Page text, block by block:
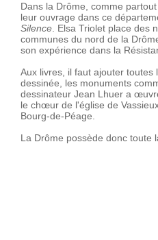
Dans la Drôme, comme
leur ouvrage dans ce
Silence . Elsa Triolet place des
communes du nord de la
son expérience dans la
Aux livres, il faut ajouter
dessinée, les monuments
dessinateur Jean Lhuer a
le chœur de l'église de
Bourg-de-Péage.
La Drôme possède donc toute